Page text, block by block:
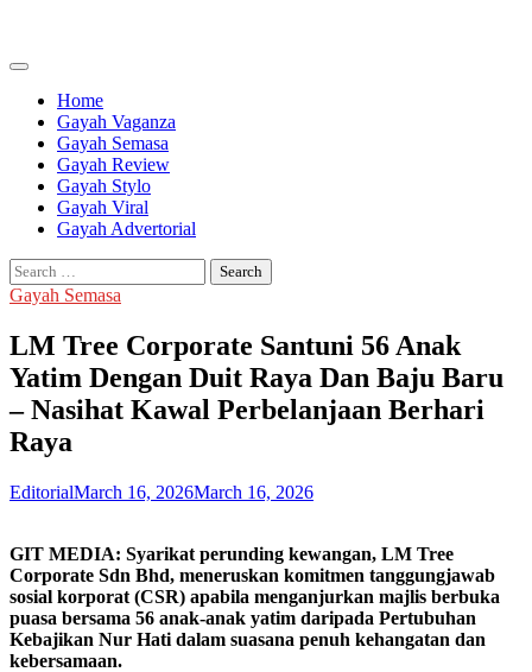
content
Home
Gayah Vaganza
Gayah Semasa
Gayah Review
Gayah Stylo
Gayah Viral
Gayah Advertorial
Search
for:
Gayah Semasa
LM Tree Corporate Santuni 56 Anak
Yatim Dengan Duit Raya Dan Baju Baru
– Nasihat Kawal Perbelanjaan Berhari
Raya
EditorialMarch 16, 2026March 16, 2026
GIT MEDIA: Syarikat perunding kewangan, LM Tree
Corporate Sdn Bhd, meneruskan komitmen tanggungjawab
sosial korporat (CSR) apabila menganjurkan majlis berbuka
puasa bersama 56 anak-anak yatim daripada Pertubuhan
Kebajikan Nur Hati dalam suasana penuh kehangatan dan
kebersamaan.